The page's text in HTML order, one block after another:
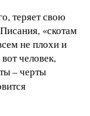
теряет свою
«скотам
не плохи и
человек,
– черты